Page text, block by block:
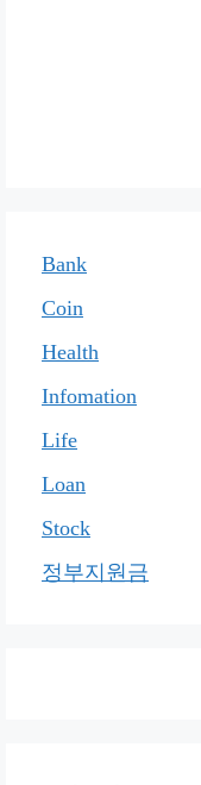
Bank
Coin
Health
Infomation
Life
Loan
Stock
정부지원금